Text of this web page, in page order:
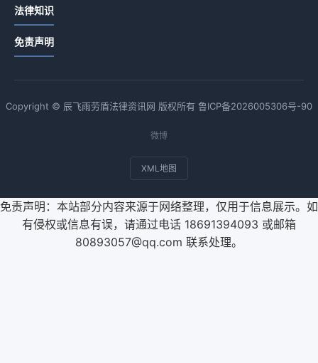
法律知识
免责声明
Copyright © 辰飞雨劳盾法律资讯网 版权所有 鲁ICP备2026005306号-90
微博
XML地图
免责声明：本站部分内容来源于网络整理，仅用于信息展示。如
有侵权或信息有误，请通过电话 18691394093 或邮箱
80893057@qq.com 联系处理。